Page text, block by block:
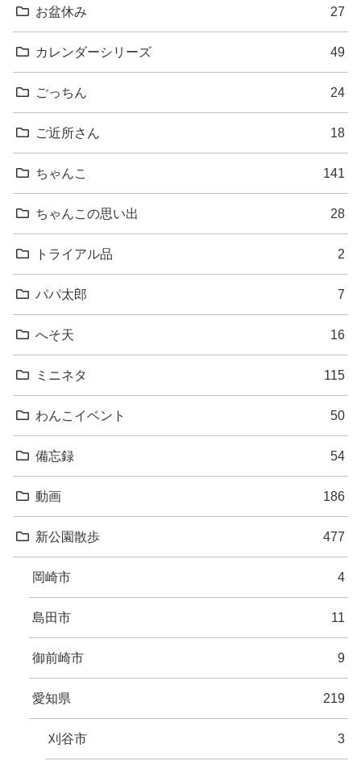
お盆休み 27
カレンダーシリーズ 49
ごっちん 24
ご近所さん 18
ちゃんこ 141
ちゃんこの思い出 28
トライアル品 2
パパ太郎 7
へそ天 16
ミニネタ 115
わんこイベント 50
備忘録 54
動画 186
新公園散歩 477
岡崎市 4
島田市 11
御前崎市 9
愛知県 219
刈谷市 3